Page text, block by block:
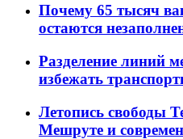
Почему 65 тысяч
остаются
Разделение линий
избежать
Летопись свободы
Мешруте и